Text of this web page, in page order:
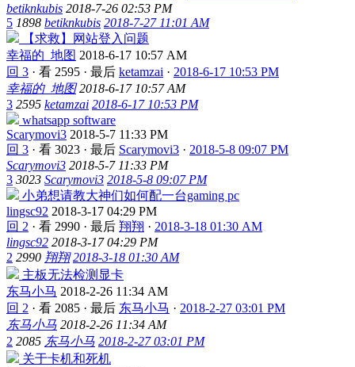
betiknkubis 2018-7-26 02:53 PM
5 1898 betiknkubis 2018-7-27 11:01 AM
【求救】网站登入问题
幸福的_地图 2018-6-17 10:57 AM
回 3 · 看 2595 · 最后 ketamzai · 2018-6-17 10:53 PM
幸福的_地图 2018-6-17 10:57 AM
3 2595 ketamzai 2018-6-17 10:53 PM
whatsapp software
Scarymovi3 2018-5-7 11:33 PM
回 3 · 看 3023 · 最后 Scarymovi3 · 2018-5-8 09:07 PM
Scarymovi3 2018-5-7 11:33 PM
3 3023 Scarymovi3 2018-5-8 09:07 PM
小弟想请教大神们如何配一台gaming pc
lingsc92 2018-3-17 04:29 PM
回 2 · 看 2990 · 最后 翔翔 · 2018-3-18 01:30 AM
lingsc92 2018-3-17 04:29 PM
2 2990 翔翔 2018-3-18 01:30 AM
主板无法检测显卡
东马小马 2018-2-26 11:34 AM
回 2 · 看 2085 · 最后 东马小马 · 2018-2-27 03:01 PM
东马小马 2018-2-26 11:34 AM
2 2085 东马小马 2018-2-27 03:01 PM
关于卡机和死机